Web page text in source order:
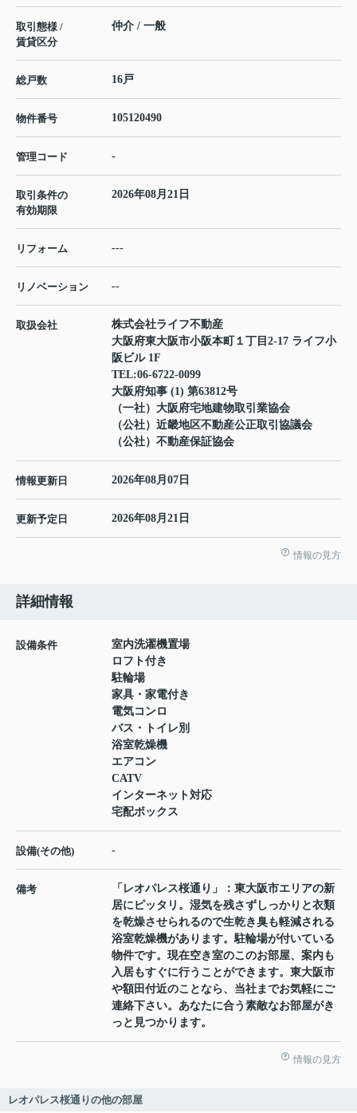
取引態様 /
賃貸区分
仲介 / 一般
総戸数 16戸
物件番号 105120490
管理コード -
取引条件の
有効期限
2026年08月21日
リフォーム ---
リノベーション --
取扱会社
株式会社ライフ不動産
大阪府東大阪市小阪本町１丁目2-17 ライフ小
阪ビル 1F
TEL:06-6722-0099
大阪府知事 (1) 第63812号
（一社）大阪府宅地建物取引業協会
（公社）近畿地区不動産公正取引協議会
（公社）不動産保証協会
情報更新日 2026年08月07日
更新予定日 2026年08月21日
情報の見方
詳細情報
設備条件
室内洗濯機置場
ロフト付き
駐輪場
家具・家電付き
電気コンロ
バス・トイレ別
浴室乾燥機
エアコン
CATV
インターネット対応
宅配ボックス
設備(その他) -
備考
「レオパレス桜通り」：東大阪市エリアの新
居にピッタリ。湿気を残さずしっかりと衣類
を乾燥させられるので生乾き臭も軽減される
浴室乾燥機があります。駐輪場が付いている
物件です。現在空き室のこのお部屋、案内も
入居もすぐに行うことができます。東大阪市
や額田付近のことなら、当社までお気軽にご
連絡下さい。あなたに合う素敵なお部屋がき
っと見つかります。
情報の見方
レオパレス桜通りの他の部屋